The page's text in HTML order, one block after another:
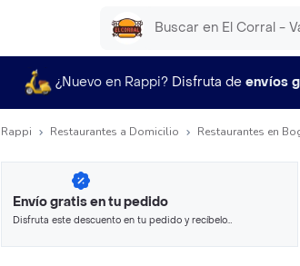
¿Nuevo en Rappi? Disfruta de envíos
Rappi Restaurantes a Domicilio Restaurantes en
Envío gratis en tu pedido
Disfruta este descuento en tu pedido y recíbelo